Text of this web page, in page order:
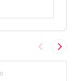
Imagem